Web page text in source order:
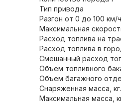
Тип привода
Разгон от 0 до 100 км/
Расход топлива на
Расход топлива в
Смешанный расход
Снаряженная масса, кг.